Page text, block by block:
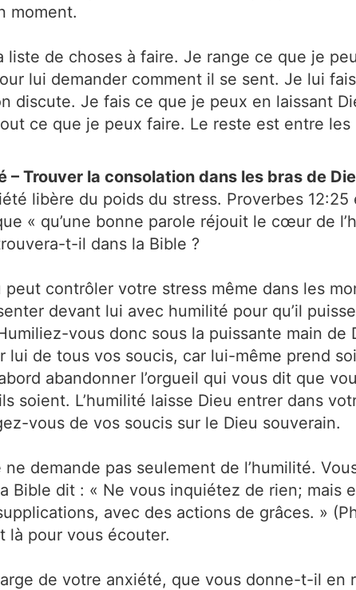
moment.
liste de choses à faire. Je range ce que je
lui demander comment il se sent. Je lui
discute. Je fais ce que je peux en laissant
ce que je peux faire. Le reste est entre
– Trouver la consolation dans les bras de
libère du poids du stress. Proverbes
« qu’une bonne parole réjouit le cœur de
t-il dans la Bible ?
peut contrôler votre stress même dans les
devant lui avec humilité pour qu’il
vous donc sous la puissante main
lui de tous vos soucis, car lui-même prend
abandonner l’orgueil qui vous dit que
soient. L’humilité laisse Dieu entrer dans
vous de vos soucis sur le Dieu souverain.
ne demande pas seulement de l’humilité.
Bible dit : « Ne vous inquiétez de rien; mais
avec des actions de grâces. »
là pour vous écouter.
de votre anxiété, que vous donne-t-il en